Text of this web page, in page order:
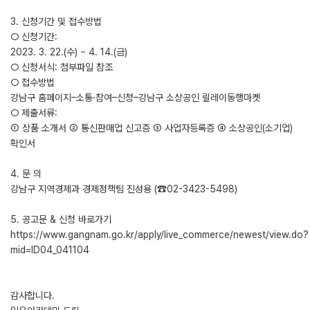
3. 신청기간 및 접수방법
○ 신청기간:
2023. 3. 22.(수) ~ 4. 14.(금)
○ 신청서식: 첨부파일 참조
○ 접수방법
강남구 홈페이지–소통·참여–신청–강남구 소상공인 릴레이동행마켓
○ 제출서류:
① 상품 소개서 ② 통신판매업 신고증 ③ 사업자등록증 ④ 소상공인(소기업)
확인서
4. 문 의
강남구 지역경제과 경제정책팀 진성용 (☎02-3423-5498)
5. 공고문 & 신청 바로가기
https://www.gangnam.go.kr/apply/live_commerce/newest/view.do?
mid=ID04_041104
감사합니다.